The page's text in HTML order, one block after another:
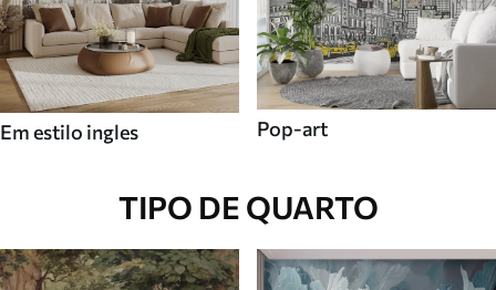
Em estilo ingles Pop-art
TIPO DE QUARTO